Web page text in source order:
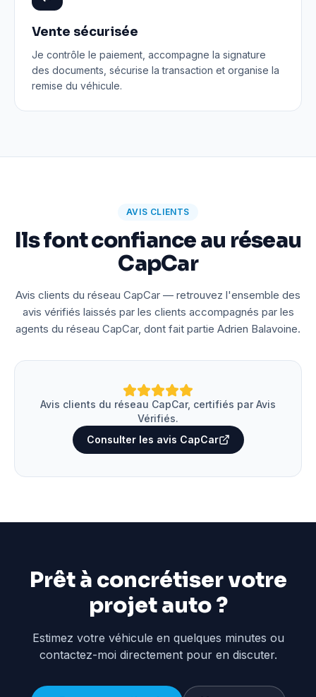
Vente sécurisée
Je contrôle le paiement, accompagne la signature
des documents, sécurise la transaction et organise la
remise du véhicule.
AVIS CLIENTS
Ils font confiance au réseau
CapCar
Avis clients du réseau CapCar — retrouvez l'ensemble des
avis vérifiés laissés par les clients accompagnés par les
agents du réseau CapCar, dont fait partie Adrien Balavoine.
Avis clients du réseau CapCar, certifiés par Avis
Vérifiés.
Consulter les avis CapCar
Prêt à concrétiser votre
projet auto ?
Estimez votre véhicule en quelques minutes ou
contactez-moi directement pour en discuter.